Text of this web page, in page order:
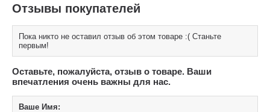
Отзывы покупателей
Пока никто не оставил отзыв об этом товаре :( Станьте
первым!
Оставьте, пожалуйста, отзыв о товаре. Ваши
впечатления очень важны для нас.
Ваше Имя: